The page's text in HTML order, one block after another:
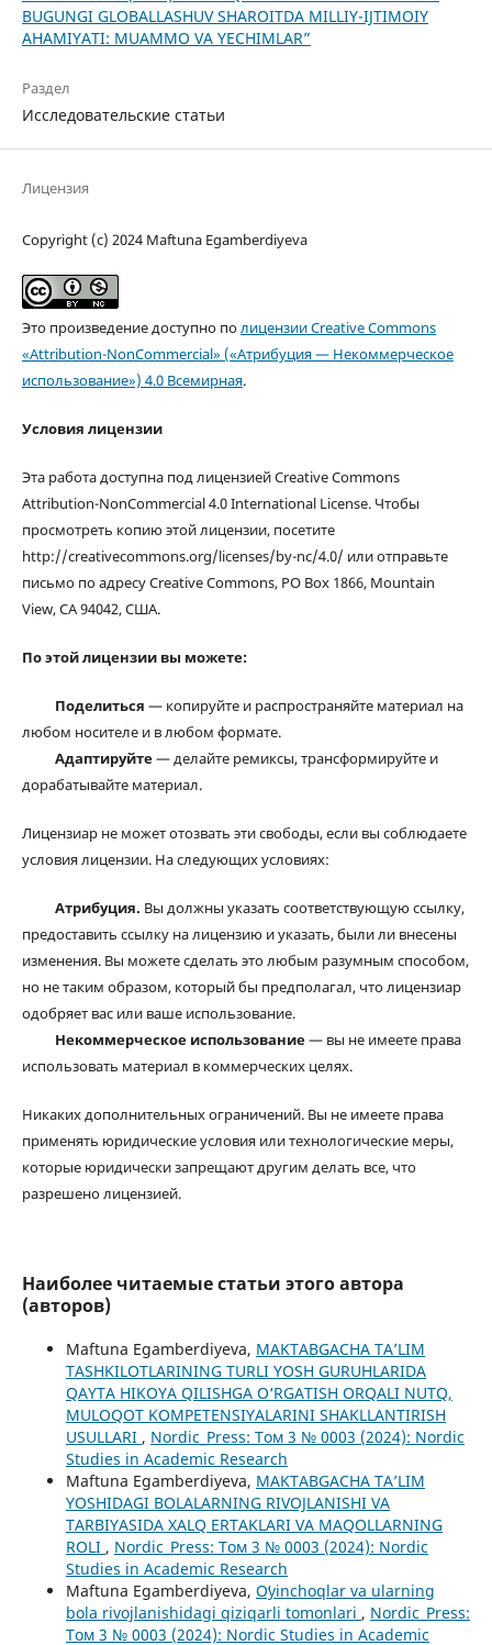
BUGUNGI GLOBALLASHUV SHAROITDA MILLIY-IJTIMOIY
AHAMIYATI: MUAMMO VA YECHIMLAR”
Раздел
Исследовательские статьи
Лицензия
Copyright (c) 2024 Maftuna Egamberdiyeva
Это произведение доступно полицензии Creative Commons
«Attribution-NonCommercial» («Атрибуция — Некоммерческое
использование») 4.0 Всемирная.
Условия лицензии
Эта работа доступна под лицензией Creative Commons
Attribution-NonCommercial 4.0 International License. Чтобы
просмотреть копию этой лицензии, посетите
http://creativecommons.org/licenses/by-nc/4.0/ или отправьте
письмо по адресу Creative Commons, PO Box 1866, Mountain
View, CA 94042, США.
По этой лицензии вы можете:
Поделиться — копируйте и распространяйте материал на
любом носителе и в любом формате.
Адаптируйте— делайте ремиксы, трансформируйте и
дорабатывайте материал.
Лицензиар не может отозвать эти свободы, если вы соблюдаете
условия лицензии. На следующих условиях:
Атрибуция. Вы должны указать соответствующую ссылку,
предоставить ссылку на лицензию и указать, были ли внесены
изменения. Вы можете сделать это любым разумным способом,
но не таким образом, который бы предполагал, что лицензиар
одобряет вас или ваше использование.
Некоммерческое использование— вы не имеете права
использовать материал в коммерческих целях.
Никаких дополнительных ограничений. Вы не имеете права
применять юридические условия или технологические меры,
которые юридически запрещают другим делать все, что
разрешено лицензией.
Наиболее читаемые статьи этого автора
(авторов)
Maftuna Egamberdiyeva, MAKTABGACHA TA’LIM
TASHKILOTLARINING TURLI YOSH GURUHLARIDA
QAYTA HIKOYA QILISHGA O‘RGATISH ORQALI NUTQ,
MULOQOT KOMPETENSIYALARINI SHAKLLANTIRISH
USULLARI , Nordic_Press: Том 3 № 0003 (2024): Nordic
Studies in Academic Research
Maftuna Egamberdiyeva, MAKTABGACHA TA’LIM
YOSHIDAGI BOLALARNING RIVOJLANISHI VA
TARBIYASIDA XALQ ERTAKLARI VA MAQOLLARNING
ROLI , Nordic_Press: Том 3 № 0003 (2024): Nordic
Studies in Academic Research
Maftuna Egamberdiyeva, Oʻyinchoqlar va ularning
bola rivojlanishidagi qiziqarli tomonlari , Nordic_Press:
Том 3 № 0003 (2024): Nordic Studies in Academic